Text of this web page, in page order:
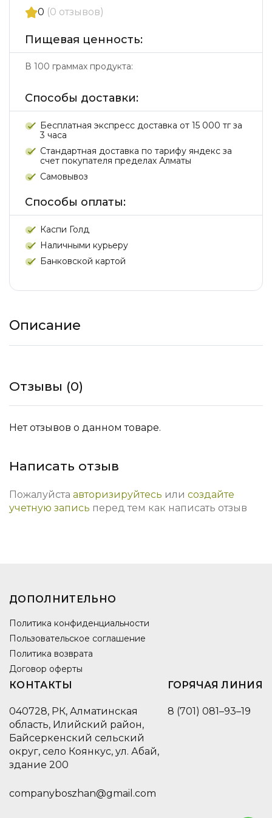
0 (0 отзывов)
Пищевая ценность:
В 100 граммах продукта:
Способы доставки:
Бесплатная экспресс доставка от 15 000 тг за
3 часа
Стандартная доставка по тарифу яндекс за
счет покупателя пределах Алматы
Самовывоз
Способы оплаты:
Каспи Голд
Наличными курьеру
Банковской картой
Описание
Отзывы (0)
Нет отзывов о данном товаре.
Написать отзыв
Пожалуйста авторизируйтесь или создайте
учетную запись перед тем как написать отзыв
ДОПОЛНИТЕЛЬНО
Политика конфиденциальности
Пользовательское соглашение
Политика возврата
Договор оферты
КОНТАКТЫ
040728, РК, Алматинская
область, Илийский район,
Байсеркенский сельский
округ, село Коянкус, ул. Абай,
здание 200
companyboszhan@gmail.com
ГОРЯЧАЯ ЛИНИЯ
8 (701) 081–93–19